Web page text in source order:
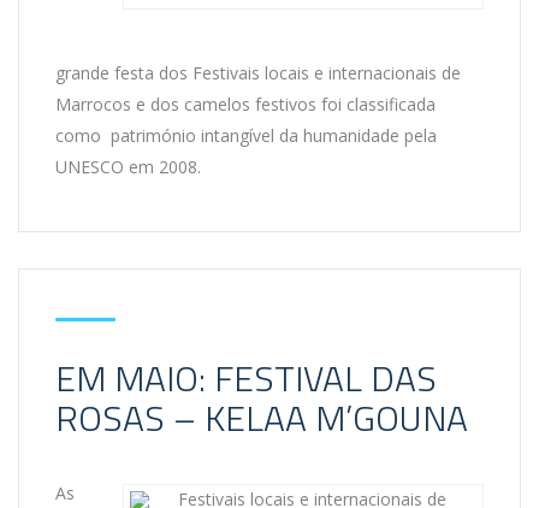
grande festa dos Festivais locais e internacionais de
Marrocos e dos camelos festivos foi classificada
como património intangível da humanidade pela
UNESCO em 2008.
EM MAIO: FESTIVAL DAS
ROSAS – KELAA M’GOUNA
As